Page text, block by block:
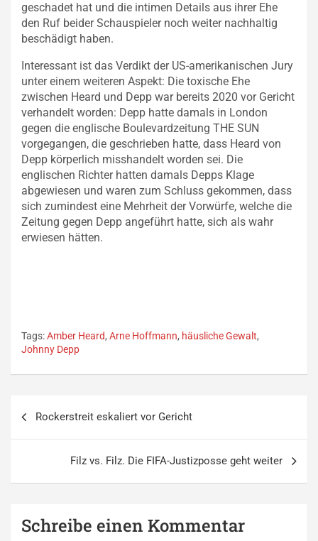
geschadet hat und die intimen Details aus ihrer Ehe
den Ruf beider Schauspieler noch weiter nachhaltig
beschädigt haben.
Interessant ist das Verdikt der US-amerikanischen Jury
unter einem weiteren Aspekt: Die toxische Ehe
zwischen Heard und Depp war bereits 2020 vor Gericht
verhandelt worden: Depp hatte damals in London
gegen die englische Boulevardzeitung THE SUN
vorgegangen, die geschrieben hatte, dass Heard von
Depp körperlich misshandelt worden sei. Die
englischen Richter hatten damals Depps Klage
abgewiesen und waren zum Schluss gekommen, dass
sich zumindest eine Mehrheit der Vorwürfe, welche die
Zeitung gegen Depp angeführt hatte, sich als wahr
erwiesen hätten.
Tags:Amber Heard, Arne Hoffmann, häusliche Gewalt,
Johnny Depp
Beitragsnavigation
Rockerstreit eskaliert vor Gericht
Filz vs. Filz. Die FIFA-Justizposse geht weiter
Schreibe einen Kommentar